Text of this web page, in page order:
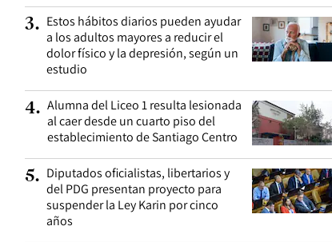
3. Estos hábitos diarios pueden ayudar
a los adultos mayores a reducir el
dolor físico y la depresión, según un
estudio
4. Alumna del Liceo 1 resulta lesionada
al caer desde un cuarto piso del
establecimiento de Santiago Centro
5. Diputados oficialistas, libertarios y
del PDG presentan proyecto para
suspender la Ley Karin por cinco
años